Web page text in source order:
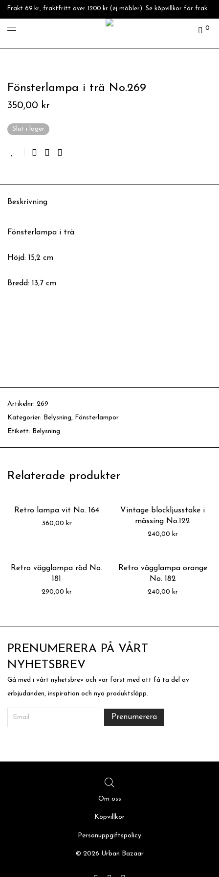
Frakt 69 kr, fraktfritt över 1200 kr (ej möbler). Se köpvillkor för fraktpriser.
0
Fönsterlampa i trä No.269
350,00 kr
Slut i lager
Beskrivning
Fönsterlampa i trä.
Höjd: 15,2 cm
Bredd: 13,7 cm
Artikelnr: 269
Kategorier: Belysning, Fönsterlampor
Etikett: Belysning
Relaterade produkter
Retro lampa vit No. 164
360,00 kr
Vintage blockljusstake i
mässing No.122
240,00 kr
Retro vägglampa röd No.
181
290,00 kr
Retro vägglampa orange
No. 182
240,00 kr
PRENUMERERA PÅ VÅRT
NYHETSBREV
Gå med i vårt nyhetsbrev och var först med att få ta del av
erbjudanden, inspiration och nya produktsläpp.
Om oss
Köpvillkor
Personuppgiftspolicy
© 2026 Urban Bazaar